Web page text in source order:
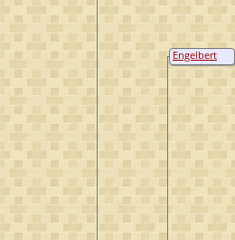
Engelbert
van Brienen